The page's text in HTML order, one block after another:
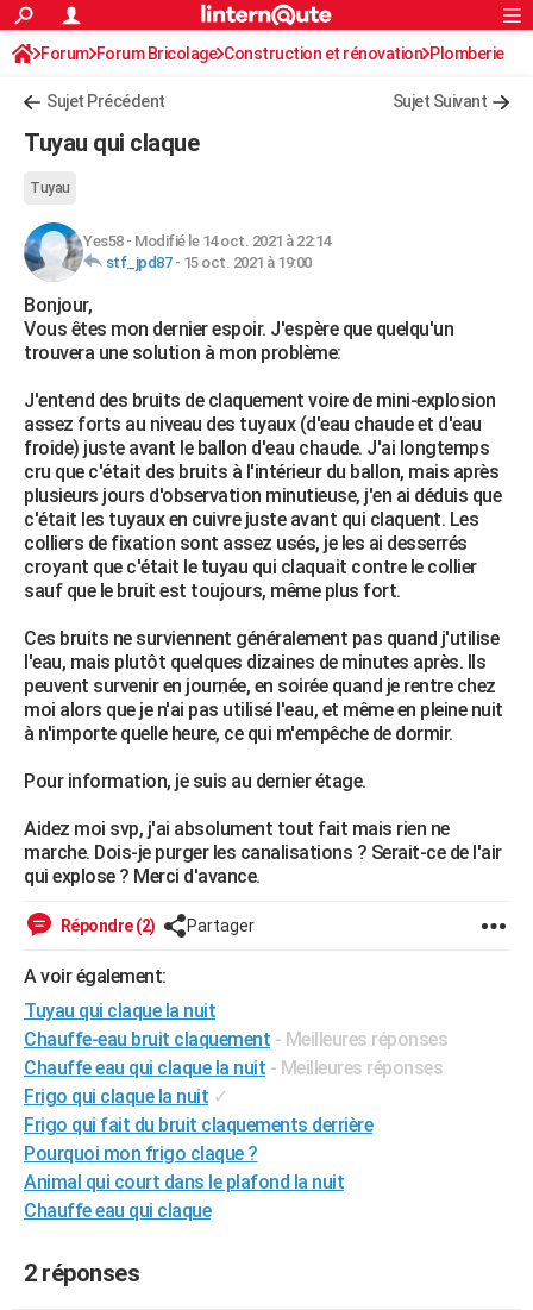
ACTUALITÉS
Politique
Société
Faits Divers
Education
Monde
Villes
+
AUTO
Essais
Réserver un essai
Citadines
Berlines
SUV
Forum auto
+HIGH-TECH
Mobiles
Meilleur smartphone
Internet
Ordinateurs
Jeux vidéo
Guide high-tech
+BRICOLAGE
Forum
Aménagement intérieur
Extérieur
Cuisine
Salle de bains
Jardinage
Rangement
Guides de France
Escapades
Patrimoine
Expositions
Musées
Week-end nature
+LIFESTYLE
Art de vivre
Bien-être
Loisirs
Mode
Modes de vie
SANTE
Alimentation
Guide de la santé
Maladies
Médicaments
Sommeil
VOYAGE
Destinations
Voyage nature
Voyage de noces
PHOTO
BONS PLANS
CARTE DE VOEUX
Carte de Noël
Carte Bonne année
Carte Saint-Valentin
Carte Pâques
Carte d'anniversaire
COPAINS D'AVANT
Bricolage
Rechercher
S'inscrire
Connexion
Forum Forum Bricolage Construction et rénovation Plomberie
Sujet Précédent Sujet Suivant
Tuyau qui claque
Tuyau
Yes58- Modifié le 14 oct. 2021 à 22:14
stf_jpd87- 15 oct. 2021 à 19:00
Bonjour,
Vous êtes mon dernier espoir. J'espère que quelqu'un
trouvera une solution à mon problème:
J'entend des bruits de claquement voire de mini-explosion
assez forts au niveau des tuyaux (d'eau chaude et d'eau
froide) juste avant le ballon d'eau chaude. J'ai longtemps
cru que c'était des bruits à l'intérieur du ballon, mais après
plusieurs jours d'observation minutieuse, j'en ai déduis que
c'était les tuyaux en cuivre juste avant qui claquent. Les
colliers de fixation sont assez usés, je les ai desserrés
croyant que c'était le tuyau qui claquait contre le collier
sauf que le bruit est toujours, même plus fort.
Ces bruits ne surviennent généralement pas quand j'utilise
l'eau, mais plutôt quelques dizaines de minutes après. Ils
peuvent survenir en journée, en soirée quand je rentre chez
moi alors que je n'ai pas utilisé l'eau, et même en pleine nuit
à n'importe quelle heure, ce qui m'empêche de dormir.
Pour information, je suis au dernier étage.
Aidez moi svp, j'ai absolument tout fait mais rien ne
marche. Dois-je purger les canalisations ? Serait-ce de l'air
qui explose ? Merci d'avance.
Répondre (2) Partager
A voir également:
Tuyau qui claque la nuit
Chauffe-eau bruit claquement - Meilleures réponses
Chauffe eau qui claque la nuit - Meilleures réponses
Frigo qui claque la nuit ✓
Frigo qui fait du bruit claquements derrière
Pourquoi mon frigo claque ?
Animal qui court dans le plafond la nuit
Chauffe eau qui claque
2 réponses